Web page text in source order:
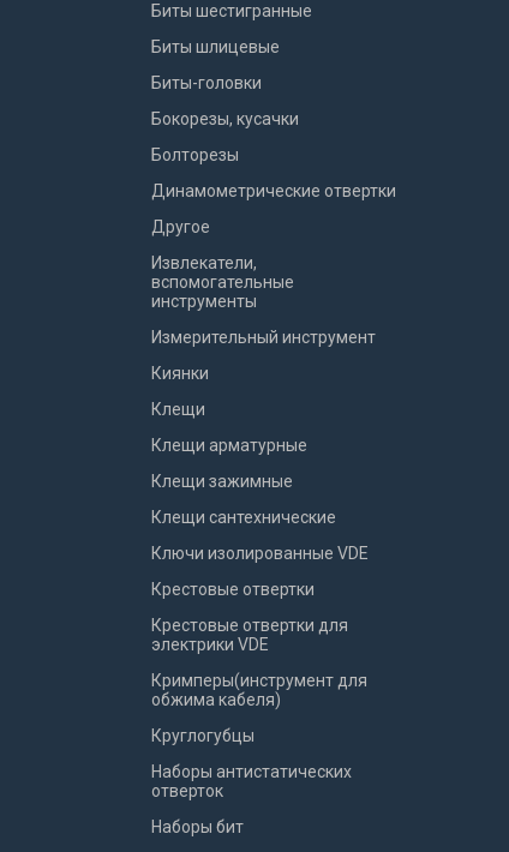
Биты шестигранные
Биты шлицевые
Биты-головки
Бокорезы, кусачки
Болторезы
Динамометрические отвертки
Другое
Извлекатели,
вспомогательные
инструменты
Измерительный инструмент
Киянки
Клещи
Клещи арматурные
Клещи зажимные
Клещи сантехнические
Ключи изолированные VDE
Крестовые отвертки
Крестовые отвертки для
электрики VDE
Кримперы(инструмент для
обжима кабеля)
Круглогубцы
Наборы антистатических
отверток
Наборы бит